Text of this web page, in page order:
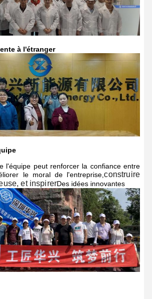
à l'étranger
l'équipe peut renforcer la confiance entre
le moral de l'entreprise,construire
et inspirerDes idées innovantes